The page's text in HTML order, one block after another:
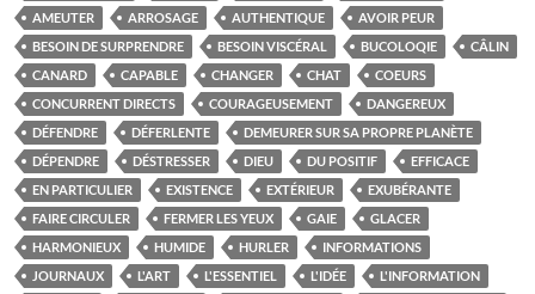
AMEUTER
ARROSAGE AUTHENTIQUE
AVOIR PEUR
BESOIN DE SURPRENDRE
BESOIN VISCÉRAL BUCOLOQIE
CÂLIN
CANARD
CAPABLE CHANGER CHAT
COEURS
CONCURRENT DIRECTS
COURAGEUSEMENT
DANGEREUX
DÉFENDRE
DÉFERLENTE
DEMEURER SUR SA PROPRE PLANÈTE
DÉPENDRE
DÉSTRESSER DIEU DU POSITIF
EFFICACE
EN PARTICULIER
EXISTENCE EXTÉRIEUR
EXUBÉRANTE
FAIRE CIRCULER
FERMER LES YEUX GAIE
GLACER
HARMONIEUX
HUMIDE HURLER
INFORMATIONS
JOURNAUX
L'ART L'ESSENTIEL L'IDÉE
L'INFORMATION